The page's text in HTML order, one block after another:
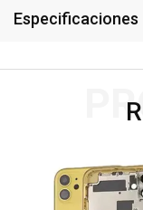
Especificaciones